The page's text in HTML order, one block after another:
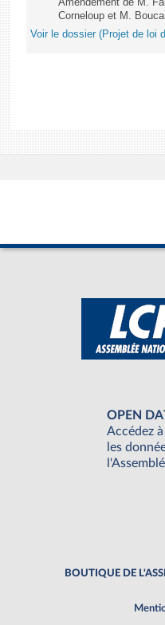
Amendement de M.
Corneloup et M.
Voir le dossier (Projet de loi
OPEN
Accédez
les
BOUTIQUE DE